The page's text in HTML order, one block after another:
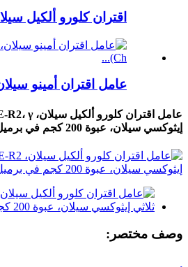
اقتران كلورو ألكيل
عامل اقتران أمينو
إيثوكسي سيلان، عبوة 200 كجم في برميل PVC
وصف مختصر: